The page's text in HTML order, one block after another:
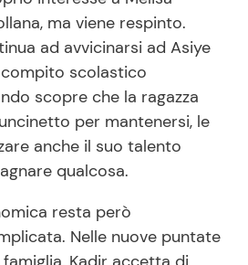
ma viene respinto.
ad avvicinarsi ad Asiye
scolastico
scopre che la ragazza
per mantenersi, le
anche il suo talento
qualcosa.
resta però
Nelle nuove puntate